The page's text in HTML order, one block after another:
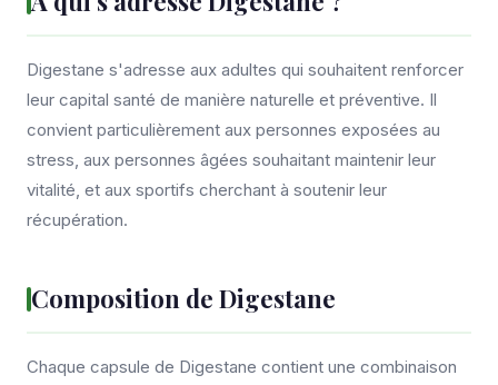
Digestane s'adresse aux adultes qui souhaitent renforcer
leur capital santé de manière naturelle et préventive. Il
convient particulièrement aux personnes exposées au
stress, aux personnes âgées souhaitant maintenir leur
vitalité, et aux sportifs cherchant à soutenir leur
récupération.
Composition de Digestane
Chaque capsule de Digestane contient une combinaison